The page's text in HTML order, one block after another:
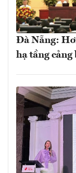
Đà Nẵng:
hạ tầng